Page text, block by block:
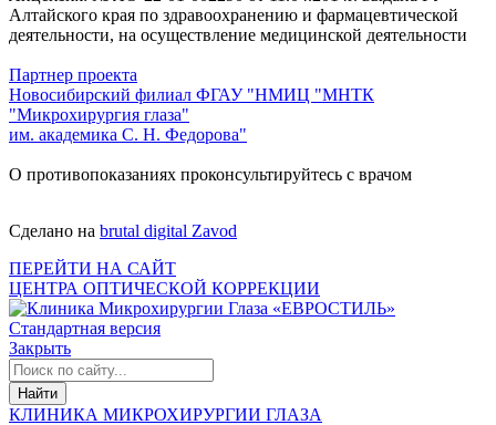
Алтайского края по здравоохранению и фармацевтической
деятельности, на осуществление медицинской деятельности
Партнер проекта
Новосибирский филиал ФГАУ "НМИЦ "МНТК
"Микрохирургия глаза"
им. академика С. Н. Федорова"
О противопоказаниях проконсультируйтесь с врачом
Сделано на brutal digital Zavod
ПЕРЕЙТИ НА САЙТ
ЦЕНТРА ОПТИЧЕСКОЙ КОРРЕКЦИИ
Стандартная версия
Закрыть
КЛИНИКА МИКРОХИРУРГИИ ГЛАЗА